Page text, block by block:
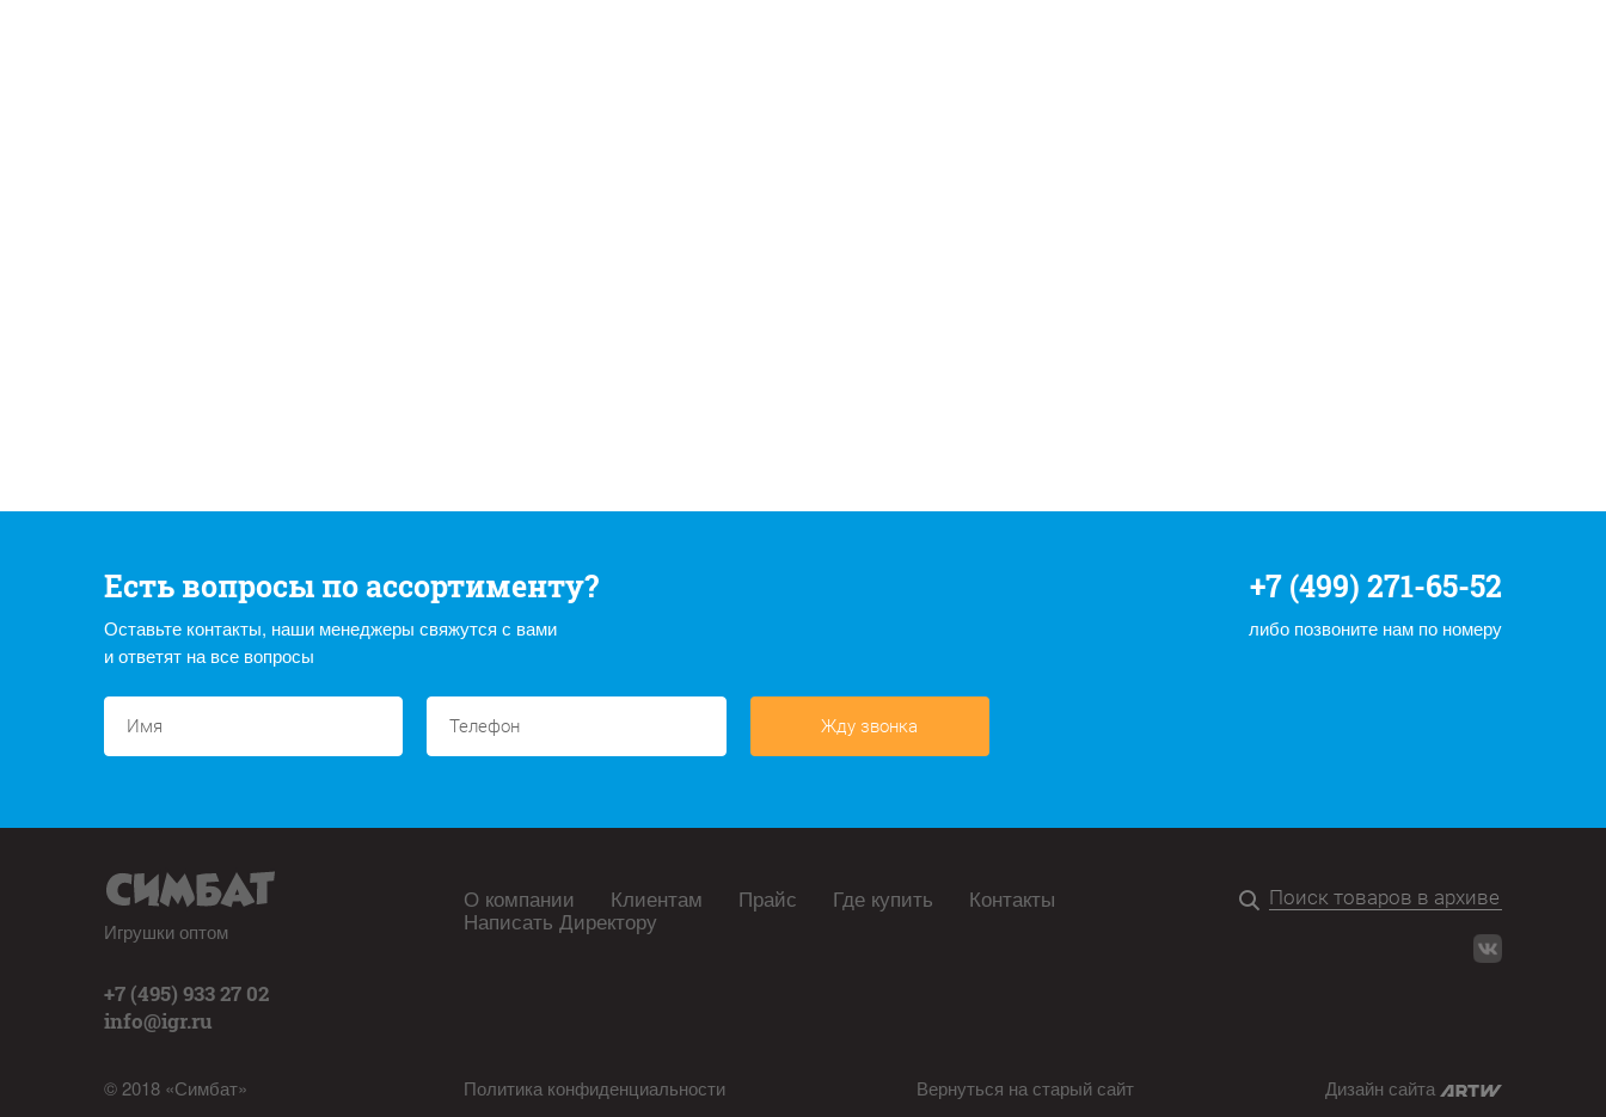
Есть вопросы по ассортименту?
Оставьте контакты, наши менеджеры свяжутся с вами
и ответят на все вопросы
+7 (499) 271-65-52
либо позвоните нам по номеру
Жду звонка
Игрушки оптом
+7 (495) 933 27 02
info@igr.ru
© 2018 «Симбат»
О компании Клиентам Прайс Где купить Контакты
Написать Директору
Политика конфиденциальности Вернуться на старый сайт Дизайн сайта